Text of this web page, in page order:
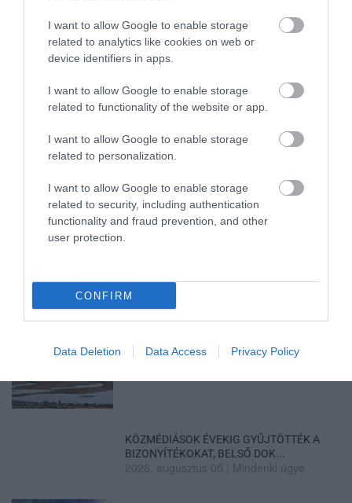
I want to allow Google to enable storage
related to analytics like cookies on web or
device identifiers in apps.
I want to allow Google to enable storage
related to functionality of the website or app.
I want to allow Google to enable storage
related to personalization.
I want to allow Google to enable storage
related to security, including authentication
functionality and fraud prevention, and other
user protection.
CONFIRM
Data Deletion Data Access Privacy Policy
„A NER-FELESÉGEK GYEREKKEL
BIZTOSÍTOTTÁK BE A PÉNZCSAPHOZ...
2026. augusztus 05
SIOR: RAJZOK HAZA 98.
2026. augusztus 05 Vélemény
ÉJSZAKAI PERMETEZÉS KEZDŐDIK
KAPITÁNY: STABIL MARADT AZ ORSZÁG
ELLÁTÁSA, A TAKARÉKOSSÁ...
KÖZMÉDIÁSOK ÉVEKIG GYŰJTÖTTÉK A
BIZONYÍTÉKOKAT, BELSŐ DOK...
2026. augusztus 05 Mindenki ügye